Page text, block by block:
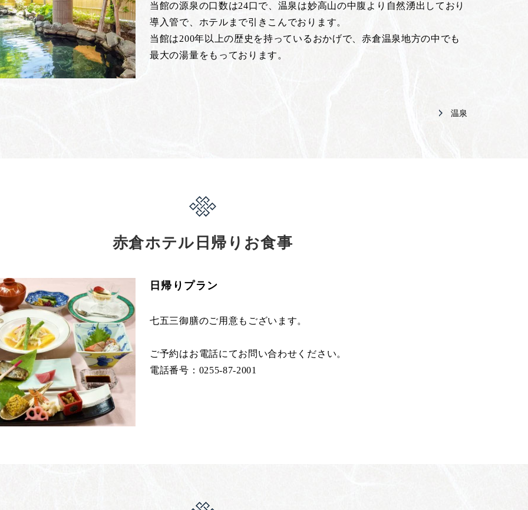
当館の源泉の口数は24口で、温泉は妙高山の中腹より自然湧出しており
導入管で、ホテルまで引きこんでおります。
当館は200年以上の歴史を持っているおかげで、赤倉温泉地方の中でも
最大の湯量をもっております。
温泉
赤倉ホテル日帰りお食事
日帰りプラン
七五三御膳のご用意もございます。
ご予約はお電話にてお問い合わせください。
電話番号：0255-87-2001